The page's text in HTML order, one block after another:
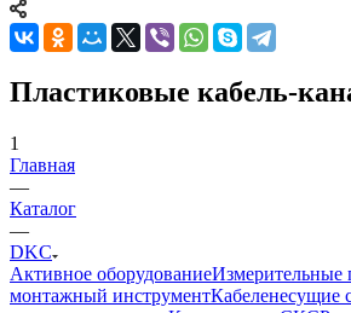
Пластиковые кабель-
1
Главная
—
Каталог
—
DKC
Активное оборудованиеИзмерительные
монтажный инструментКабеленесущие